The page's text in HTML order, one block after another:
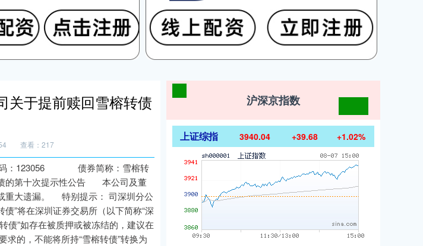
关于提前赎回雪榕转债
查看：217
：123056 债券简称：雪榕转
次提示性公告 本公司及董
重大遗漏。 特别提示： 司深圳分公
”将在深圳证券交易所（以下简称“深
债”如存在被质押或被冻结的，建议在
的，不能将所持“雪榕转债”转换为
沪深京指数
上证综指 3940.04 +39.68 +1.02%